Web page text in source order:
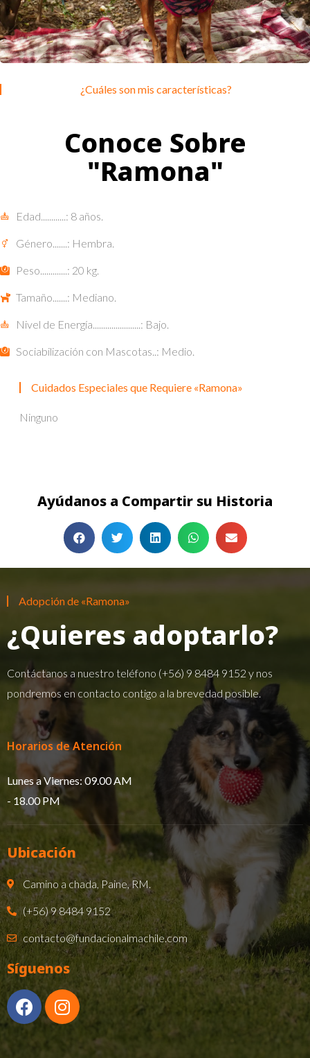
¿Cuáles son mis características?
Conoce Sobre
"Ramona"
Edad............: 8 años.
Género.......: Hembra.
Peso.............: 20 kg.
Tamaño.......: Mediano.
Nivel de Energía.......................: Bajo.
Sociabilización con Mascotas..: Medio.
Cuidados Especiales que Requiere «Ramona»
Ninguno
Ayúdanos a Compartir su Historia
Adopción de «Ramona»
¿Quieres adoptarlo?
Contáctanos a nuestro teléfono (+56) 9 8484 9152 y nos
pondremos en contacto contigo a la brevedad posible.
Horarios de Atención
Lunes a Viernes: 09.00 AM
- 18.00 PM​
Ubicación
Camino a chada, Paine, RM.
(+56) 9 8484 9152
contacto@fundacionalmachile.com
Síguenos